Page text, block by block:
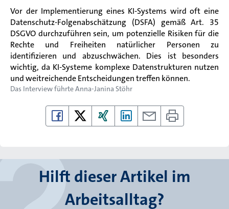
Vor der Implementierung eines KI-Systems wird oft eine
Datenschutz-Folgenabschätzung (DSFA) gemäß Art. 35
DSGVO durchzuführen sein, um potenzielle Risiken für die
Rechte und Freiheiten natürlicher Personen zu
identifizieren und abzuschwächen. Dies ist besonders
wichtig, da KI-Systeme komplexe Datenstrukturen nutzen
und weitreichende Entscheidungen treffen können.
Das Interview führteAnna-Janina Stöhr
Hilft dieser Artikel im
Arbeitsalltag?